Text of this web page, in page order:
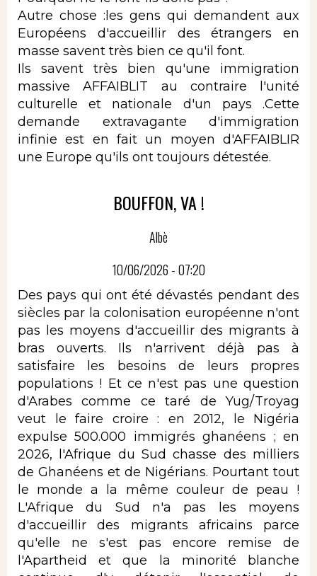
Autre chose :les gens qui demandent aux
Européens d'accueillir des étrangers en
masse savent très bien ce qu'il font.
Ils savent très bien qu'une immigration
massive AFFAIBLIT au contraire l'unité
culturelle et nationale d'un pays .Cette
demande extravagante d'immigration
infinie est en fait un moyen d'AFFAIBLIR
une Europe qu'ils ont toujours détestée.
BOUFFON, VA !
Albè
10/06/2026 - 07:20
Des pays qui ont été dévastés pendant des
siècles par la colonisation européenne n'ont
pas les moyens d'accueillir des migrants à
bras ouverts. Ils n'arrivent déjà pas à
satisfaire les besoins de leurs propres
populations ! Et ce n'est pas une question
d'Arabes comme ce taré de Yug/Troyag
veut le faire croire : en 2012, le Nigéria
expulse 500.000 immigrés ghanéens ; en
2026, l'Afrique du Sud chasse des milliers
de Ghanéens et de Nigérians. Pourtant tout
le monde a la même couleur de peau !
L'Afrique du Sud n'a pas les moyens
d'accueillir des migrants africains parce
qu'elle ne s'est pas encore remise de
l'Apartheid et que la minorité blanche